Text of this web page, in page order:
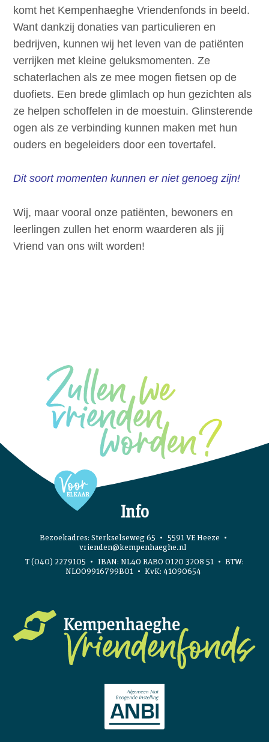
komt het Kempenhaeghe Vriendenfonds in beeld.
Want dankzij donaties van particulieren en
bedrijven, kunnen wij het leven van de patiënten
verrijken met kleine geluksmomenten. Ze
schaterlachen als ze mee mogen fietsen op de
duofiets. Een brede glimlach op hun gezichten als
ze helpen schoffelen in de moestuin. Glinsterende
ogen als ze verbinding kunnen maken met hun
ouders en begeleiders door een tovertafel.
Dit soort momenten kunnen er niet genoeg zijn!
Wij, maar vooral onze patiënten, bewoners en
leerlingen zullen het enorm waarderen als jij
Vriend van ons wilt worden!
Info
Bezoekadres: Sterkselseweg 65
5591 VE Heeze
vrienden@kempenhaeghe.nl
T (040) 2279105
IBAN: NL40 RABO 0120 3208 51
BTW:
NL009916799B01
KvK: 41090654